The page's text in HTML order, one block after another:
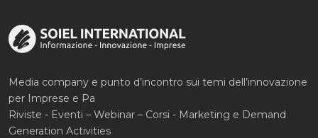
Media company e punto d’incontro sui temi dell’innovazione
per Imprese e Pa
Riviste - Eventi – Webinar – Corsi - Marketing e Demand
Generation Activities